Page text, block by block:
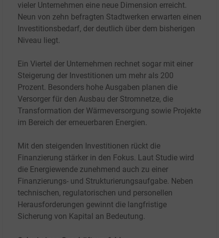
vieler Unternehmen eine neue Dimension erreicht.
Neun von zehn befragten Stadtwerken erwarten einen
Investitionsbedarf, der deutlich über dem bisherigen
Niveau liegt.
Ein Viertel der Unternehmen rechnet sogar mit einer
Steigerung der Investitionen um mehr als 200
Prozent. Besonders hohe Ausgaben planen die
Versorger für den Ausbau der Stromnetze, die
Transformation der Wärmeversorgung sowie Projekte
im Bereich der erneuerbaren Energien.
Mit den steigenden Investitionen rückt die
Finanzierung stärker in den Fokus. Laut Studie wird
die Energiewende zunehmend auch zu einer
Finanzierungs- und Strukturierungsaufgabe. Neben
technischen, regulatorischen und personellen
Herausforderungen gewinnt die langfristige
Sicherung von Kapital an Bedeutung.